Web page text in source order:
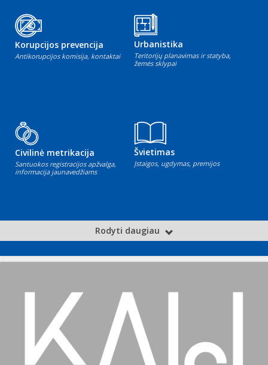
Korupcijos prevencija
Antikorupcijos komisija, kontaktai
Urbanistika
Teritorijų planavimas ir statyba,
žemės sklypai
Civilinė metrikacija
Santuokos registracijos apžvalga,
informacija jaunavedžiams
Švietimas
Įstaigos, ugdymas, premijos
Rodyti daugiau